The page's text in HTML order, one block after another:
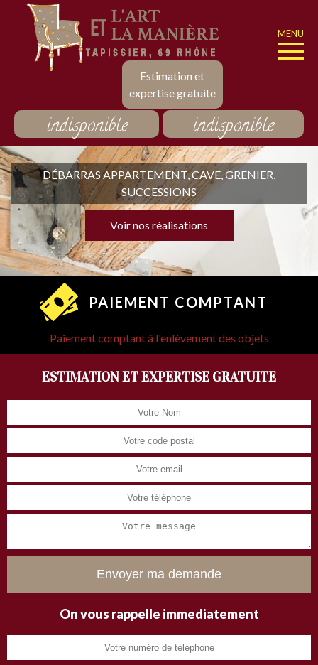
Estimation et
expertise gratuite
MENU
indisponible indisponible
DÉBARRAS APPARTEMENT, CAVE, GRENIER,
SUCCESSIONS
Voir nos réalisations
PAIEMENT COMPTANT
Paiement comptant à l'enlèvement des objets
ESTIMATION ET EXPERTISE GRATUITE
On vous rappelle immediatement